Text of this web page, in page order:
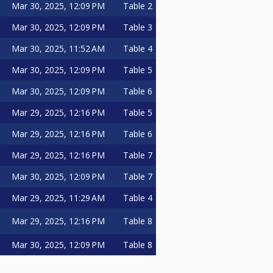
dag wordt direct aansluitend
mogen zien wie er in de Halve
vereist
op basis van
blijven voor de
kwalificatieplekken
aan zijn of haar best te
Nette schoenen)
Gilet, Nette schoenen)
Mar 30, 2025, 12:09 PM Table 2
Mar 30, 2025, 12:09 PM Table 3
Mar 30, 2025, 11:52 AM Table 4
Mar 30, 2025, 12:09 PM Table 5
Mar 30, 2025, 12:09 PM Table 6
Mar 29, 2025, 12:16 PM Table 5
Mar 29, 2025, 12:16 PM Table 6
Mar 29, 2025, 12:16 PM Table 7
Mar 30, 2025, 12:09 PM Table 7
Mar 29, 2025, 11:29 AM Table 4
Mar 29, 2025, 12:16 PM Table 8
Mar 30, 2025, 12:09 PM Table 8